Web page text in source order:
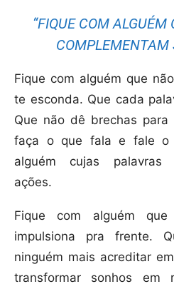
“FIQUE COM
COMPLEMENTAM
Fique com alguém que
te esconda. Que cada
Que não dê brechas
faça o que fala e fale o
alguém cujas palavras
ações.
Fique com alguém
impulsiona pra frente.
ninguém mais acreditar
transformar sonhos em